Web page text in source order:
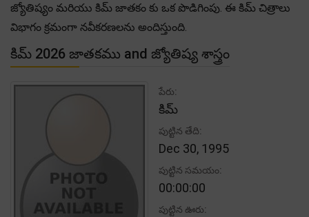
జ్యోతిష్యం మరియు కిమ్ జాతకం కు ఒక పొడిగింపు. ఈ కిమ్ చిత్రాలు
విభాగం క్రమంగా నవీకరణలను అందిస్తుంది.
కిమ్ 2026 జాతకము and జ్యోతిష్య శాస్త్రం
పేరు:
కిమ్
పుట్టిన తేది:
Dec 30, 1995
పుట్టిన సమయం:
00:00:00
పుట్టిన ఊరు: